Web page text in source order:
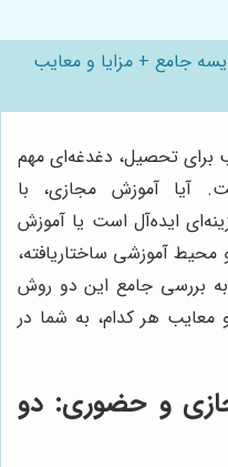
جامع + مزایا و معایب
برای تحصیل، دغدغه‌ای مهم
آیا آموزش مجازی، با
ایده‌آل است یا آموزش
آموزشی ساختاریافته،
بررسی جامع این دو روش
و معایب هر کدام، به شما در
و حضوری: دو